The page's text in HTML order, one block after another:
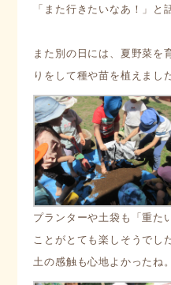
「また行きたいなあ！」と
また別の日には、夏野菜を
りをして種や苗を植えまし
プランターや土袋も「重た
ことがとても楽しそうでし
土の感触も心地よかったね。